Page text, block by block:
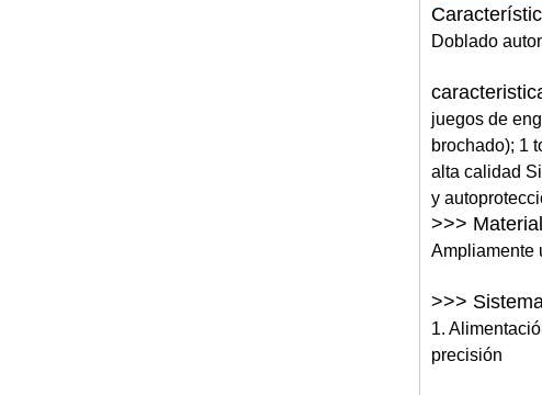
Doblado
juegos de
brochado); 1
alta calidad
y
>>>
Ampliamente
>>>
1.
precisión